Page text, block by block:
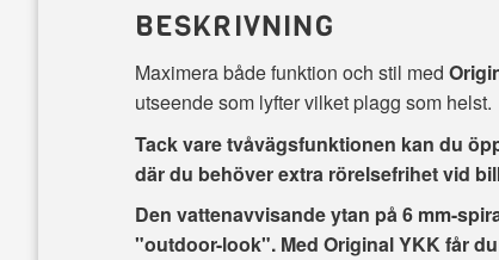
BESKRIVNING
Maximera både funktion och stil med
utseende som lyfter vilket plagg som helst.
Tack varetvåvägsfunktionen kan du
där du behöver extra rörelsefrihet vid
Den vattenavvisande ytan på 6 mm-
"outdoor-look". Med Original YKK får